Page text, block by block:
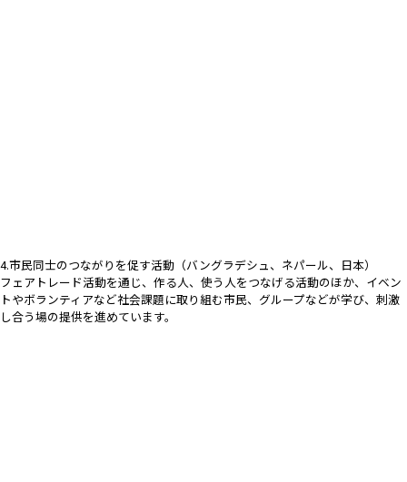
4.市民同士のつながりを促す活動（バングラデシュ、ネパール、日本）
フェアトレード活動を通じ、作る人、使う人をつなげる活動のほか、イベン
トやボランティアなど社会課題に取り組む市民、グループなどが学び、刺激
し合う場の提供を進めています。